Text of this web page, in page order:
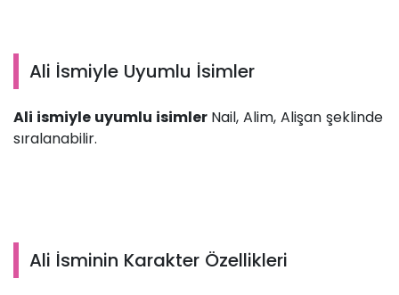
Ali İsmiyle Uyumlu İsimler
Ali ismiyle uyumlu isimler Nail, Alim, Alişan şeklinde
sıralanabilir.
Ali İsminin Karakter Özellikleri